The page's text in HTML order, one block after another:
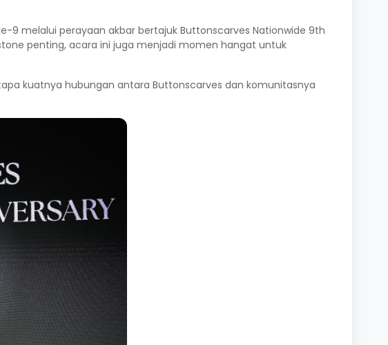
9 melalui perayaan akbar bertajuk Buttonscarves Nationwide 9th
penting, acara ini juga menjadi momen hangat untuk
kuatnya hubungan antara Buttonscarves dan komunitasnya